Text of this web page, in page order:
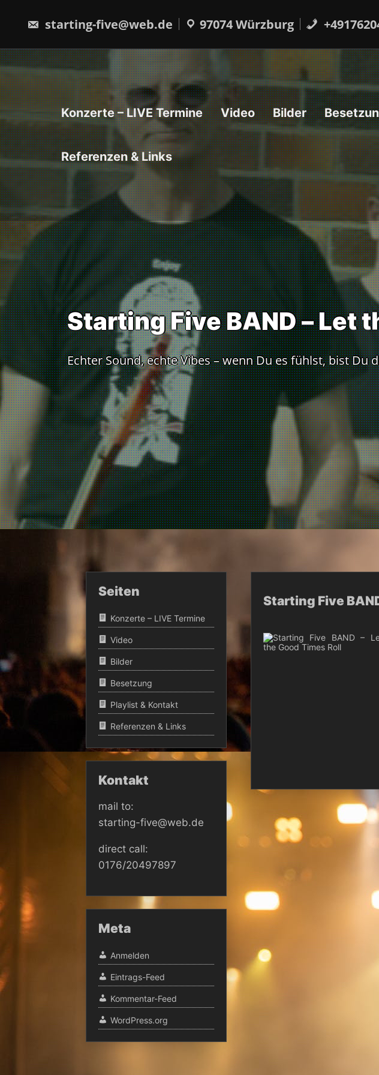
content
starting-five@web.de 97074 Würzburg
Konzerte – LIVE Termine Video Bilder
Referenzen & Links
StartingFiveBAND–Lett
Echter Sound, echte Vibes – wenn Du es fühlst, bist Du
Starting Five
Seiten
Konzerte – LIVE Termine
Video
Bilder
Besetzung
Playlist & Kontakt
Referenzen & Links
Kontakt
mail to:
starting-five@web.de
direct call:
0176/20497897
Meta
Anmelden
Eintrags-Feed
Kommentar-Feed
WordPress.org